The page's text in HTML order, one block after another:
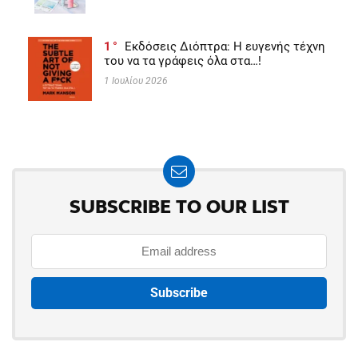
1
Εκδόσεις Διόπτρα: Η ευγενής τέχνη
του να τα γράφεις όλα στα…!
1 Ιουλίου 2026
SUBSCRIBE TO OUR LIST